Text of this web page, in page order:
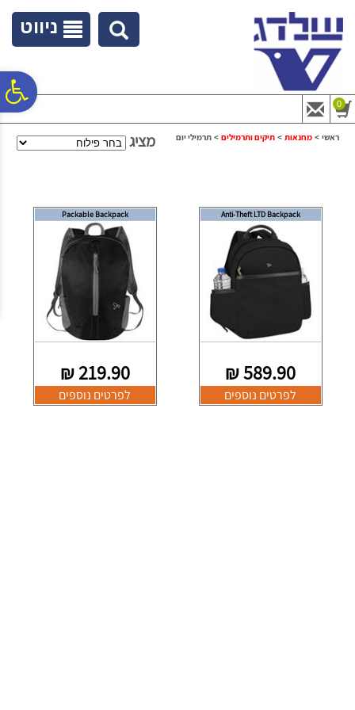
נגישות
ניווט
0
ראשי > מחנאות > תיקים ותרמילים > תרמילי יום מציג
Anti-Theft LTD Backpack
589.90
₪
לפרטים נוספים
Packable Backpack
219.90
₪
לפרטים נוספים